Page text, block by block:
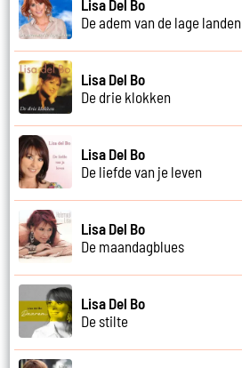
Lisa Del Bo
De adem van de lage landen
Lisa Del Bo
De drie klokken
Lisa Del Bo
De liefde van je leven
Lisa Del Bo
De maandagblues
Lisa Del Bo
De stilte